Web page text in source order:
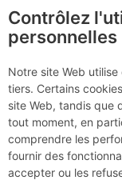
Date/heure
21
Contributeur
Type d'image
Nom de l'APN
Contrôlez
personnelles
Notre site Web
tiers. Certains
site Web, tandis que
tout moment, en
comprendre les
fournir des
accepter ou les